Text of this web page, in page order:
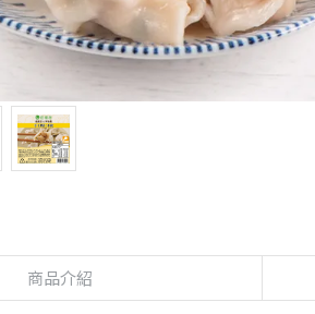
商品介紹